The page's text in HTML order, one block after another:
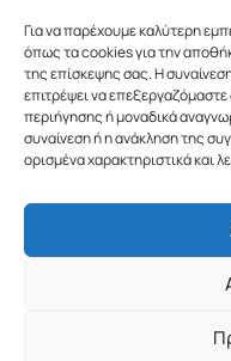
Για να παρέχουμε καλύτερη
όπως τα cookies για την
της επίσκεψης σας. Η
επιτρέψει να
περιήγησης ή μοναδικά
συναίνεση ή η ανάκληση της
ορισμένα χαρακτηριστικά και
Copyright © 2019
Σχεδιασμός &